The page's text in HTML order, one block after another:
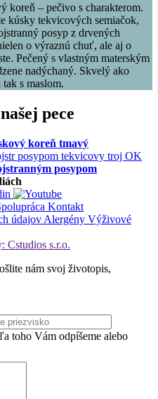
koreň – pečivo s charakterom.
kúsky tekvicových semiačok,
posyp z drvených
o výraznú chuť, ale aj o
Pečený s vlastným materským
nadýchaný. Skvelý ako
s maslom.
pece
koreň tmavý
posypom
Kontakt
údajov Alergény Výživové
Cstudios s.r.o.
nám svoj životopis,
toho Vám odpíšeme alebo